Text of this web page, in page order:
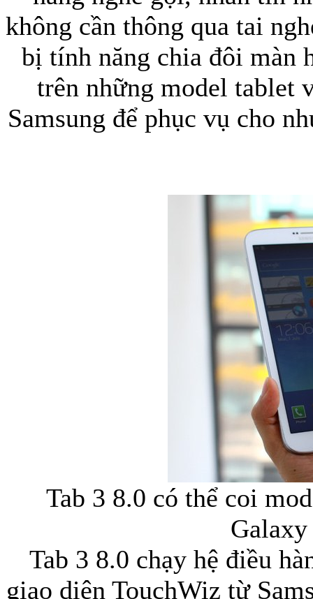
Túi đựng iPad
Túi đựng
Bao da Samsung
Bao da Samsung
Bao da
không cần thông qua tai
bị tính năng chia đôi màn
trên những model tablet
Samsung để phục vụ cho
Tab 3 8.0 có thể coi
Tab 3 8.0 chạy hệ điều
giao diện TouchWiz từ